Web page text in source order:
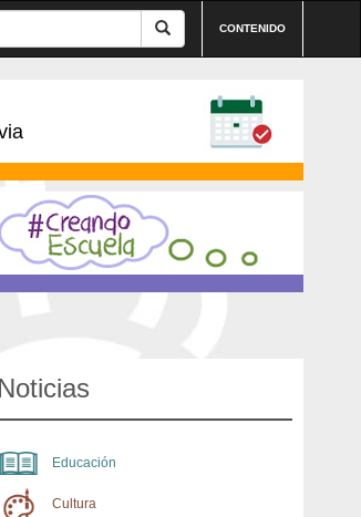
CONTENIDO
Noticias
Educación
Cultura